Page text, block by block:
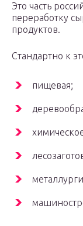
Это часть
переработку
продуктов.
Стандартно к
пищевая;